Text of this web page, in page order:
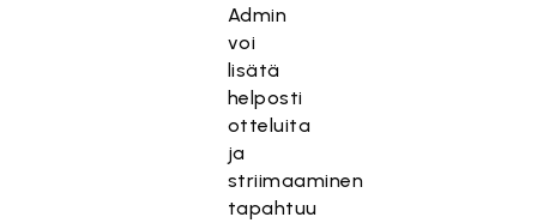
Admin
voi
lisätä
helposti
otteluita
ja
striimaaminen
tapahtuu